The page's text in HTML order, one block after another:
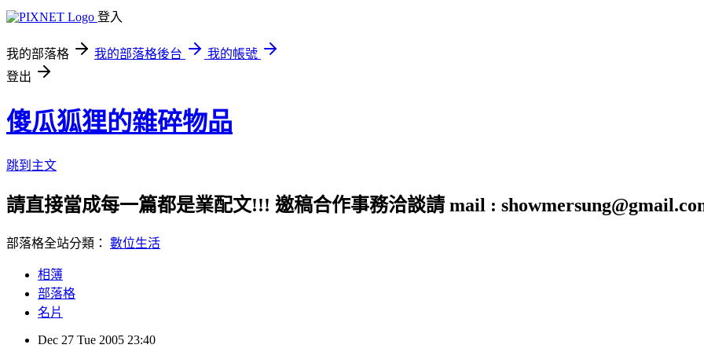
登入
我的部落格 我的部落格後台
我的帳號
登出
傻瓜狐狸的雜碎物品
跳到主文
請直接當成每一篇都是業配文!!! 邀稿合作事務洽談請 mail :
部落格全站分類： 數位生活
相簿
部落格
名片
Dec 27 Tue 2005 23:40